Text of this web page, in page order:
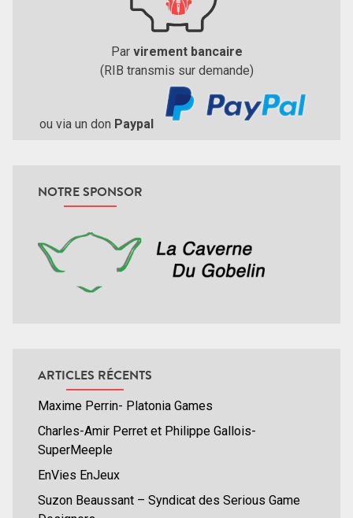
Par virement bancaire
(RIB transmis sur demande)
ou via un don Paypal
NOTRE SPONSOR
ARTICLES RÉCENTS
Maxime Perrin- Platonia Games
Charles-Amir Perret et Philippe Gallois-
SuperMeeple
EnVies EnJeux
Suzon Beaussant – Syndicat des Serious Game